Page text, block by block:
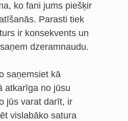
ko fani jums piešķir
Parasti tiek
ir konsekvents un
dzeramnaudu.
saņemsiet kā
atkarīga no jūsu
jūs varat darīt, ir
vislabāko satura